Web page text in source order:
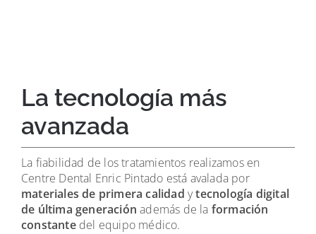
La tecnología más
avanzada
La fiabilidad de los tratamientos realizamos en
Centre Dental Enric Pintado está avalada por
materiales de primera calidad ytecnología digital
de última generación además de la formación
constantedel equipo médico.